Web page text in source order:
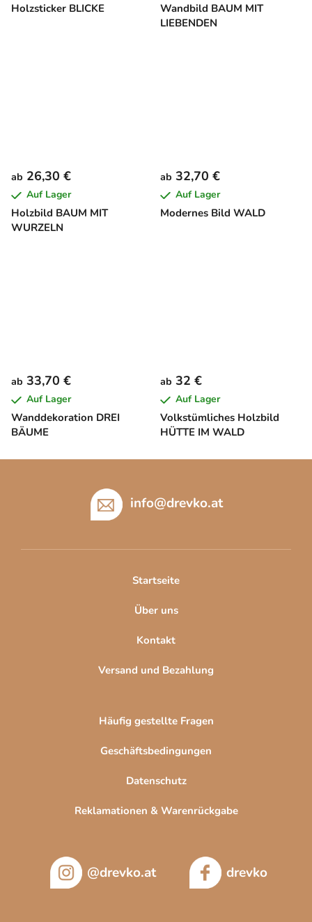
Holzsticker BLICKE
Wandbild BAUM MIT
LIEBENDEN
Holzbild BAUM MIT
WURZELN
ab 26,30 €
Auf Lager
Modernes Bild WALD
ab 32,70 €
Auf Lager
Wanddekoration DREI
BÄUME
ab 33,70 €
Auf Lager
Volkstümliches Holzbild
HÜTTE IM WALD
ab 32 €
Auf Lager
info@drevko.at
Startseite
Über uns
Kontakt
Versand und Bezahlung
Häufig gestellte Fragen
Geschäftsbedingungen
Datenschutz
Reklamationen & Warenrückgabe
@drevko.at drevko